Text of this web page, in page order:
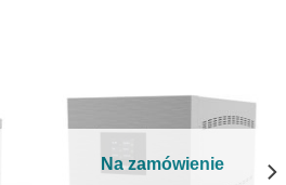
Na zamówienie